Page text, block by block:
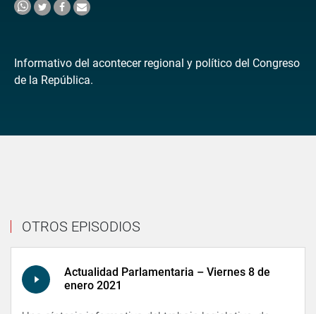
Informativo del acontecer regional y político del Congreso
de la República.
OTROS EPISODIOS
Actualidad Parlamentaria – Viernes 8 de
enero 2021